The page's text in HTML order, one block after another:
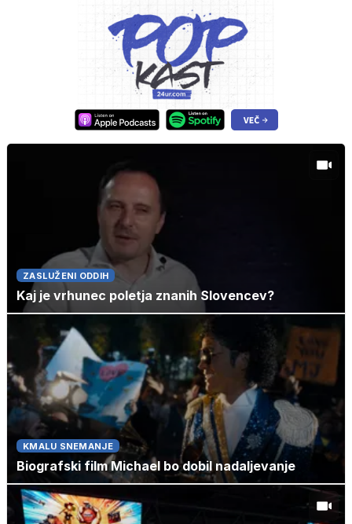
ZASLUŽENI ODDIH
Kaj je vrhunec poletja znanih Slovencev?
KMALU SNEMANJE
Biografski film Michael bo dobil nadaljevanje